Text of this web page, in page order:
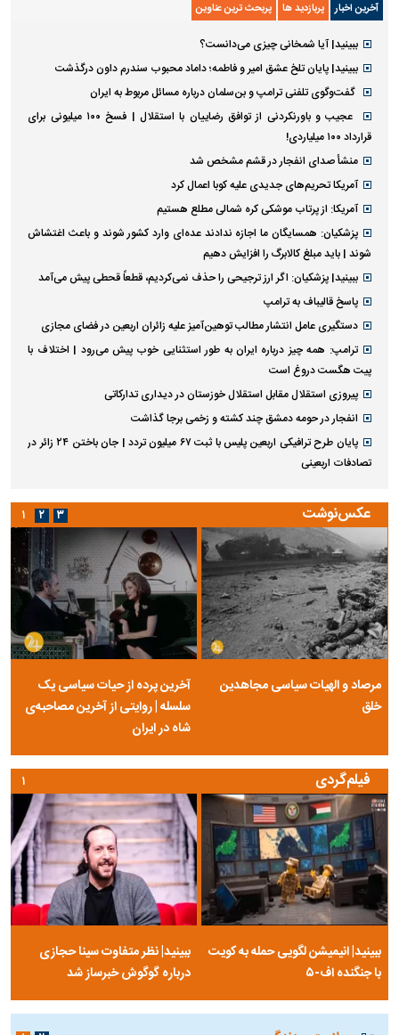
آخرین اخبار پربازدید ها پربحث ترین عناوین
ببینید| آیا شمخانی چیزی می‌دانست؟
ببینید| پایان تلخ عشق امیر و فاطمه؛ داماد محبوب سندرم داون درگذشت
گفت‌وگوی تلفنی ترامپ و بن‌سلمان درباره مسائل مربوط به ایران
عجیب و باورنکردنی از توافق رضاییان با استقلال | فسخ ۱۰۰ میلیونی برای
قرارداد ۱۰۰ میلیاردی!
منشأ صدای انفجار در قشم مشخص شد
آمریکا تحریم‌های جدیدی علیه کوبا اعمال کرد
آمریکا: از پرتاب موشکی کره شمالی مطلع هستیم
پزشکیان: همسایگان ما اجازه ندادند عده‌ای وارد کشور شوند و باعث اغتشاش
شوند | باید مبلغ کالابرگ را افزایش دهیم
ببینید| پزشکیان: اگر ارز ترجیحی را حذف نمی‌کردیم، قطعاً قحطی پیش می‌آمد
پاسخ قالیباف به ترامپ
دستگیری عامل انتشار مطالب توهین‌آمیز علیه زائران اربعین در فضای مجازی
ترامپ: همه چیز درباره ایران به طور استثنایی خوب پیش می‌رود | اختلاف با
پیت هگست دروغ است
پیروزی استقلال مقابل استقلال خوزستان در دیداری تدارکاتی
انفجار در حومه دمشق چند کشته و زخمی برجا گذاشت
پایان طرح ترافیکی اربعین پلیس با ثبت ۶۷ میلیون تردد | جان باختن ۲۴ زائر در
تصادفات اربعینی
عکس‌نوشت
مرصاد و الهیات سیاسی مجاهدین
خلق
آخرین پرده از حیات سیاسی یک
سلسله | روایتی از آخرین مصاحبه‌ی
شاه در ایران
۱ ۲ ۳
فیلم‌گردی
ببینید| انیمیشن لگویی حمله به کویت
با جنگنده اف-۵
ببینید| نظر متفاوت سینا حجازی
درباره گوگوش خبرساز شد
۱